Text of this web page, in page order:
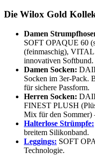
Die Wilox Gold
Damen
SOFT OPAQUE 60
(feinmaschig), VITAL
innovativen Softbund.
Damen Socken:
Socken im 3er-Pack.
für sichere Passform.
Herren Socken:
FINEST PLUSH
Mix für den Sommer)
Halterlose Strümpfe:
breitem Silikonband.
Leggings: SOFT
Technologie.